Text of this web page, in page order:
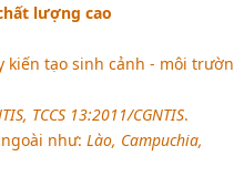
lượng cao
kiến tạo sinh cảnh - môi
TCCS 13:2011/CGNTIS.
như: Lào, Campuchia,